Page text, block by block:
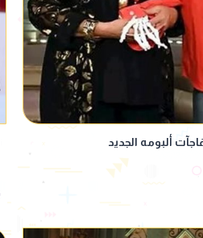
ألبومه الجديد